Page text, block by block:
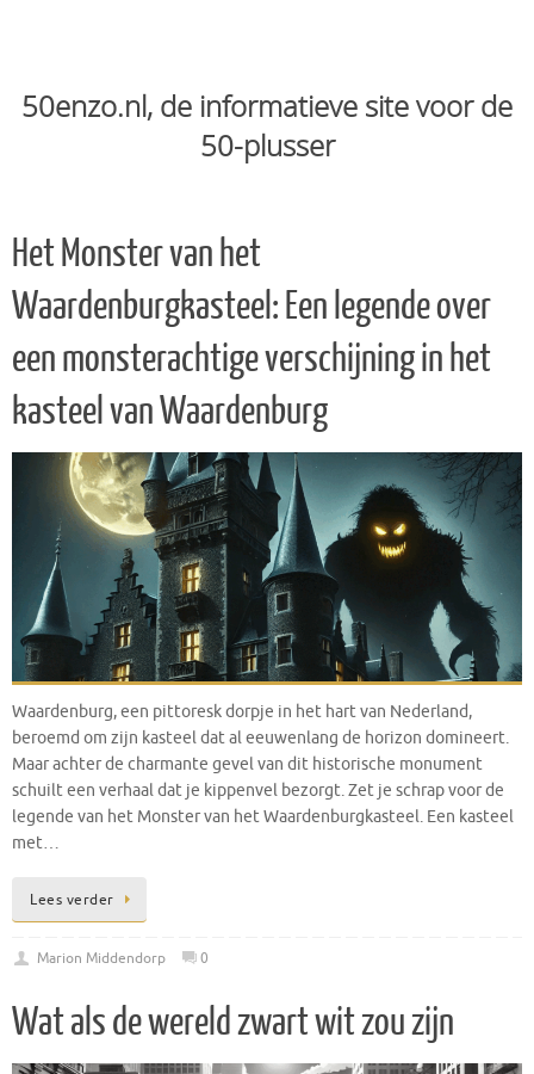
50enzo.nl, de informatieve site voor de
50-plusser
Het Monster van het
Waardenburgkasteel: Een legende over
een monsterachtige verschijning in het
kasteel van Waardenburg
Waardenburg, een pittoresk dorpje in het hart van Nederland,
beroemd om zijn kasteel dat al eeuwenlang de horizon domineert.
Maar achter de charmante gevel van dit historische monument
schuilt een verhaal dat je kippenvel bezorgt. Zet je schrap voor de
legende van het Monster van het Waardenburgkasteel. Een kasteel
met…
Lees verder
Marion Middendorp 0
Wat als de wereld zwart wit zou zijn